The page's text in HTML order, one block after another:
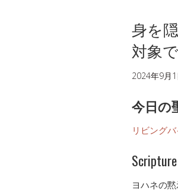
身を
対象
2024年9月1
今日の
リビング
Scripture
ヨハネの